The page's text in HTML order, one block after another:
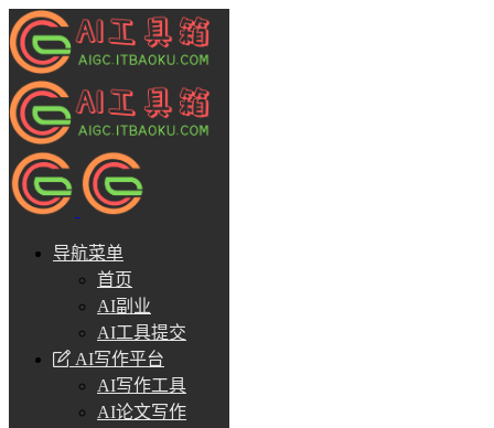
导航菜单
首页
AI副业
AI工具提交
AI写作平台
AI写作工具
AI论文写作